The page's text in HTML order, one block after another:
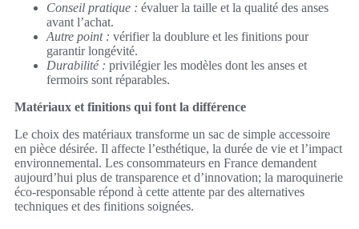
Conseil pratique : évaluer la taille et la qualité des anses
avant l’achat.
Autre point : vérifier la doublure et les finitions pour
garantir longévité.
Durabilité : privilégier les modèles dont les anses et
fermoirs sont réparables.
Matériaux et finitions qui font la différence
Le choix des matériaux transforme un sac de simple accessoire
en pièce désirée. Il affecte l’esthétique, la durée de vie et l’impact
environnemental. Les consommateurs en France demandent
aujourd’hui plus de transparence et d’innovation; la maroquinerie
éco-responsable répond à cette attente par des alternatives
techniques et des finitions soignées.